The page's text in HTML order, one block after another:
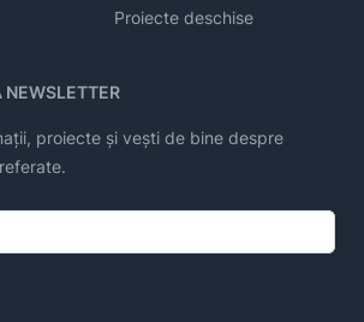
Proiecte deschise
proiecte și vești de bine despre